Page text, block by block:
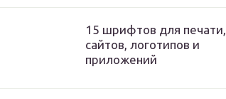
15 шрифтов для печати,
сайтов, логотипов и
приложений